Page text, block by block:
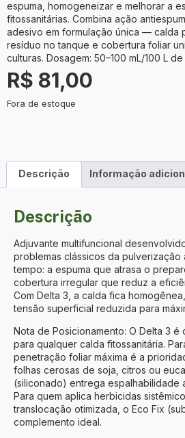
espuma, homogeneizar e melhorar a
fitossanitárias. Combina ação
adesivo em formulação única — calda
resíduo no tanque e cobertura foliar
culturas. Dosagem: 50–100 mL/100 L
R$ 81,00
Fora de estoque
Descrição Informação
Descrição
Adjuvante multifuncional
problemas clássicos da pulverização
tempo: a espuma que atrasa o
cobertura irregular que reduz a
Com Delta 3, a calda fica
tensão superficial reduzida para
Nota de Posicionamento: O Delta 3 é
para qualquer calda fitossanitária.
penetração foliar máxima é a
folhas cerosas de soja, citros ou
(siliconado) entrega espalhabilidade
Para quem aplica herbicidas
translocação otimizada, o Eco Fix
complemento ideal.